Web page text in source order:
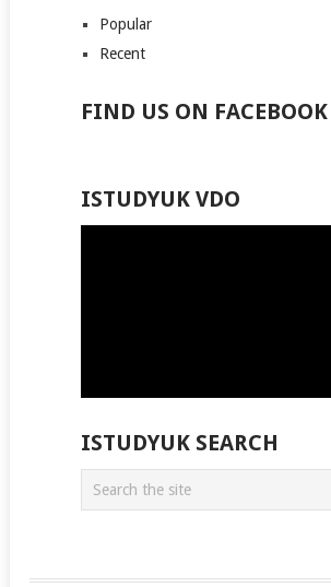
Popular
Recent
FIND US ON FACEBOOK
ISTUDYUK VDO
ISTUDYUK SEARCH